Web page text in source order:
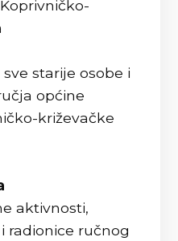
sve starije osobe i
općine
križevačke
aktivnosti,
radionice ručnog